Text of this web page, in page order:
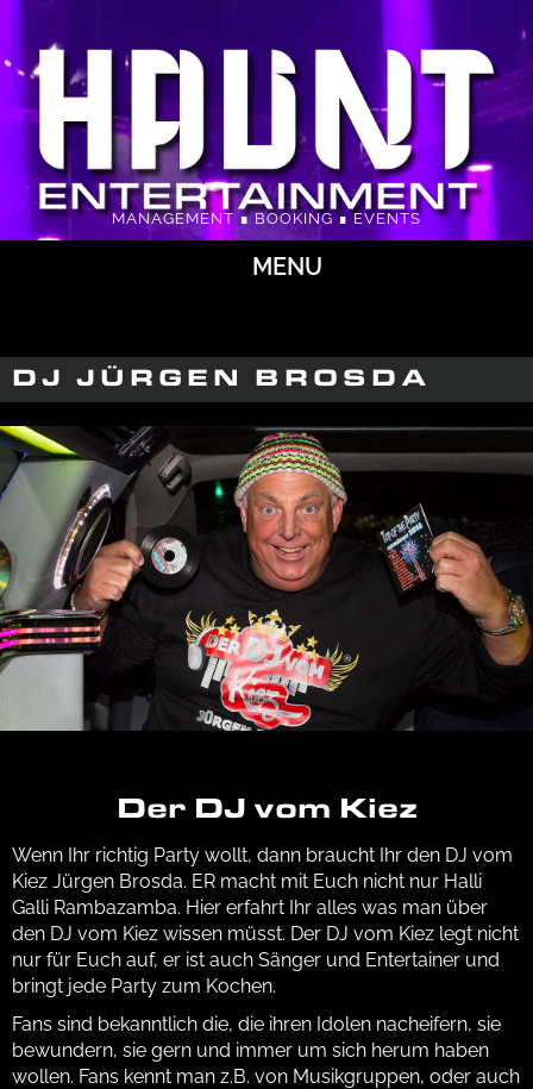
MENU
MANAGEMENT ∎ BOOKING ∎ EVENTS
DJ JÜRGEN BROSDA
Der DJ vom Kiez
Wenn Ihr richtig Party wollt, dann braucht Ihr den DJ vom
Kiez Jürgen Brosda. ER macht mit Euch nicht nur Halli
Galli Rambazamba. Hier erfahrt Ihr alles was man über
den DJ vom Kiez wissen müsst. Der DJ vom Kiez legt nicht
nur für Euch auf, er ist auch Sänger und Entertainer und
bringt jede Party zum Kochen.
Fans sind bekanntlich die, die ihren Idolen nacheifern, sie
bewundern, sie gern und immer um sich herum haben
wollen. Fans kennt man z.B. von Musikgruppen, oder auch